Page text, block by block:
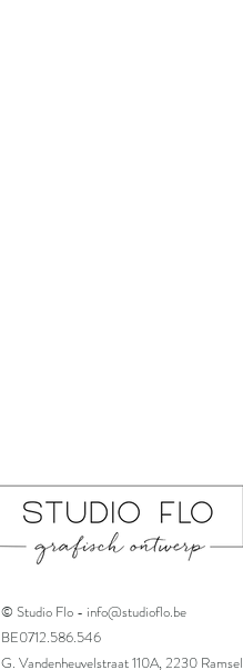
© Studio Flo - info@studioflo.be
BE0712.586.546
G. Vandenheuvelstraat 110A, 2230 Ramsel